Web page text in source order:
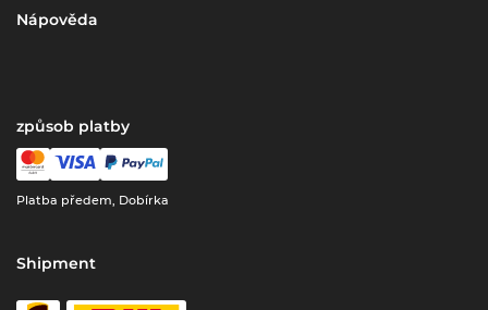
Nápověda
způsob platby
Platba předem, Dobírka
Shipment